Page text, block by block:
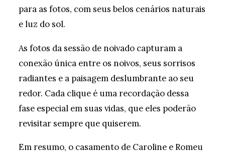
para as fotos, com seus belos cenários naturais
e luz do sol.
As fotos da sessão de noivado capturam a
conexão única entre os noivos, seus sorrisos
radiantes e a paisagem deslumbrante ao seu
redor. Cada clique é uma recordação dessa
fase especial em suas vidas, que eles poderão
revisitar sempre que quiserem.
Em resumo, o casamento de Caroline e Romeu